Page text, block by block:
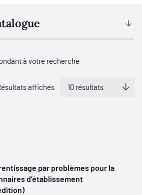
à votre recherche
affichés
par problèmes pour la
d’établissement